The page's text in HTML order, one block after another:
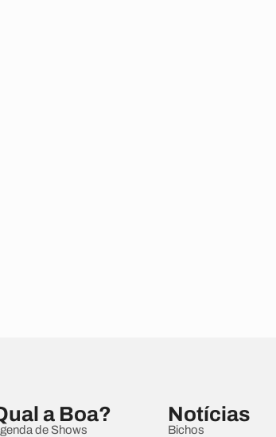
a Boa?
de Shows
Notícias
Bichos